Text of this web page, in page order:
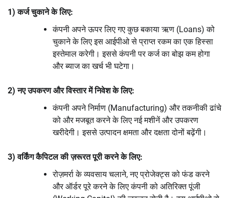
1) कर्ज चुकाने के लिए:
कंपनी अपने ऊपर लिए गए कुछ बकाया ऋण (Loans) को
चुकाने के लिए इस आईपीओ से प्राप्त रकम का एक हिस्सा
इस्तेमाल करेगी। इससे कंपनी पर कर्ज का बोझ कम होगा
और ब्याज का खर्च भी घटेगा।
2) नए उपकरण और विस्तार में निवेश के लिए:
कंपनी अपने निर्माण (Manufacturing) और तकनीकी ढांचे
को और मजबूत करने के लिए नई मशीनें और उपकरण
खरीदेगी। इससे उत्पादन क्षमता और दक्षता दोनों बढ़ेंगी।
3) वर्किंग कैपिटल की ज़रूरत पूरी करने के लिए:
रोज़मर्रा के व्यवसाय चलाने, नए प्रोजेक्ट्स को फंड करने
और ऑर्डर पूरे करने के लिए कंपनी को अतिरिक्त पूंजी